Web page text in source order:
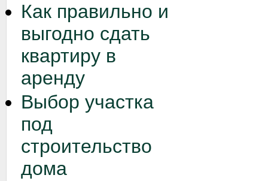
Как правильно и
выгодно сдать
квартиру в
аренду
Выбор участка
под
строительство
дома